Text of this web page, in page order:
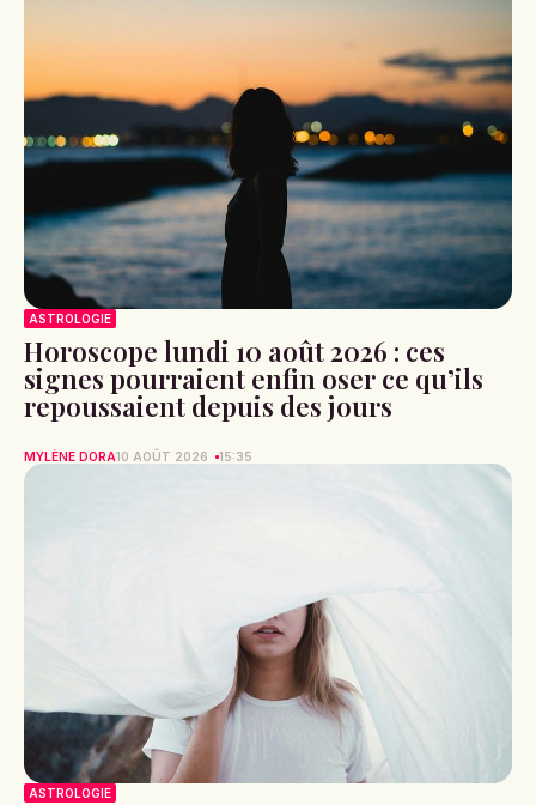
ASTROLOGIE
Horoscope lundi 10 août 2026 : ces
signes pourraient enfin oser ce qu’ils
repoussaient depuis des jours
MYLÈNE DORA10 AOÛT 2026 15:35
ASTROLOGIE